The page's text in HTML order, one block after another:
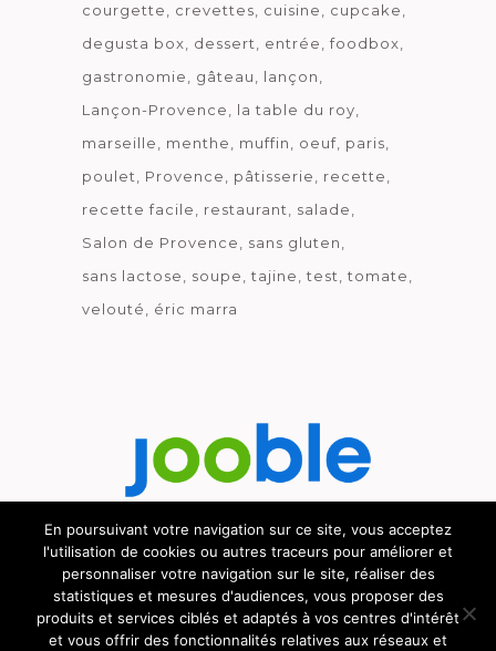
courgette
crevettes cuisine
cupcake
degusta box
dessert entrée
foodbox
gastronomie
gâteau
lançon
Lançon-Provence
la table du roy
marseille
menthe muffin oeuf paris
poulet
Provence pâtisserie
recette
recette facile
restaurant
salade
Salon de Provence
sans gluten
sans lactose
soupe tajine test
tomate
velouté
éric marra
Découvrez le métier de la cuisine.
En poursuivant votre navigation sur ce site, vous acceptez
l'utilisation de cookies ou autres traceurs pour améliorer et
personnaliser votre navigation sur le site, réaliser des
statistiques et mesures d'audiences, vous proposer des
produits et services ciblés et adaptés à vos centres d'intérêt
et vous offrir des fonctionnalités relatives aux réseaux et